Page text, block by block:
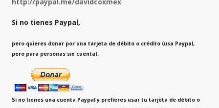
Si no tienes Paypal,
pero quieres donar por una tarjeta de débito o crédito (usa Paypal,
pero para personas sin cuenta).
Si no tienes una cuenta Paypal y prefieres usar tu tarjeta de débito o